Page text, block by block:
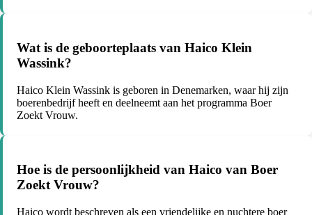
Wat is de geboorteplaats van Haico Klein
Wassink?
Haico Klein Wassink is geboren in Denemarken, waar hij zijn
boerenbedrijf heeft en deelneemt aan het programma Boer
Zoekt Vrouw.
Hoe is de persoonlijkheid van Haico van Boer
Zoekt Vrouw?
Haico wordt beschreven als een vriendelijke en nuchtere boer